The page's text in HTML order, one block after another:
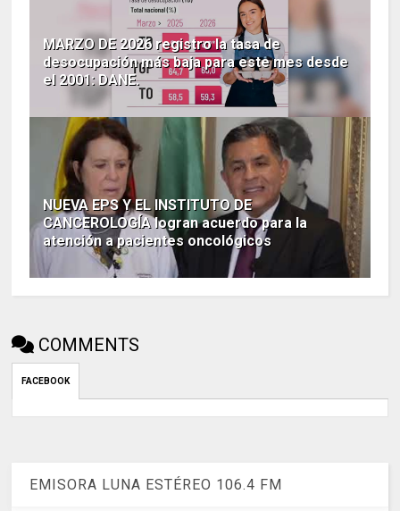
MARZO DE 2026 registro la tasa de
desocupación más baja para este mes desde
el 2001: DANE.
NUEVA EPS Y EL INSTITUTO DE
CANCEROLOGÍA logran acuerdo para la
atención a pacientes oncológicos
COMMENTS
FACEBOOK
EMISORA LUNA ESTÉREO 106.4 FM